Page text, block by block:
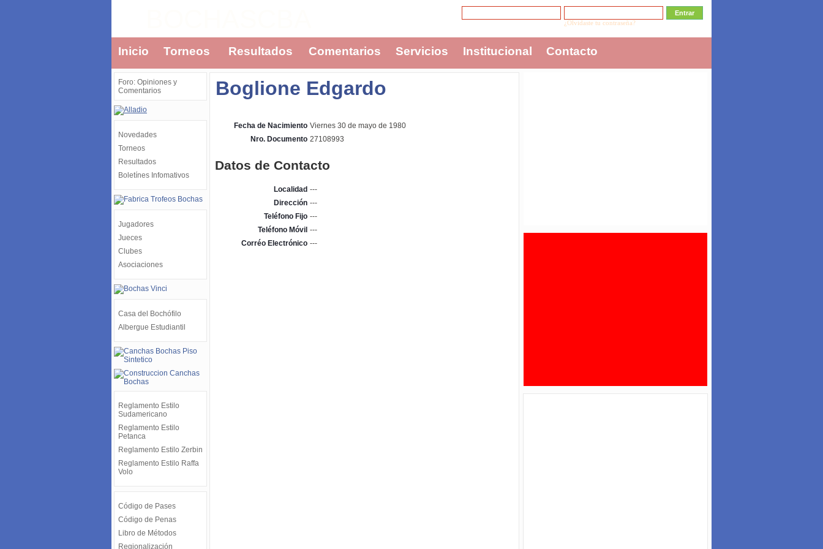
¿Olvidaste tu contraseña?
Inicio Torneos Resultados Comentarios Servicios Institucional Contacto
Foro: Opiniones y
Comentarios
Novedades
Torneos
Resultados
Boletínes Infomativos
Jugadores
Jueces
Clubes
Asociaciones
Casa del Bochófilo
Albergue Estudiantil
Reglamento Estilo
Sudamericano
Reglamento Estilo
Petanca
Reglamento Estilo Zerbin
Reglamento Estilo Raffa
Volo
Código de Pases
Código de Penas
Libro de Métodos
Regionalización
Boglione Edgardo
Fecha de Nacimiento Viernes 30 de mayo de 1980
Nro. Documento 27108993
Datos de Contacto
Localidad ---
Dirección ---
Teléfono Fijo ---
Teléfono Móvil ---
Corréo Electrónico ---